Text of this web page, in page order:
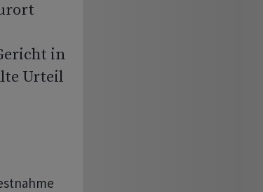
in
Urteil